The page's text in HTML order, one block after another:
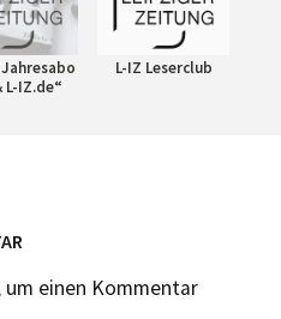
L-IZ.de“
L-IZ Leserclub
um einen Kommentar